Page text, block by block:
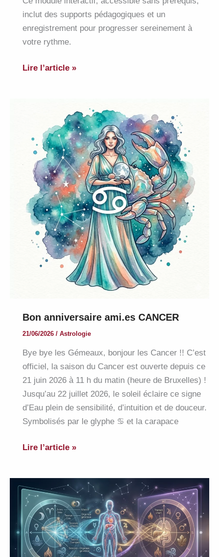
inclut des supports pédagogiques et un
enregistrement pour progresser sereinement à
votre rythme.
Formation
Zodiaque
dominantes
Lire l’article »
Bon anniversaire ami.es CANCER
21/06/2026 / Astrologie
Bye bye les Gémeaux, bonjour les Cancer !! C’est
officiel, la saison du Cancer est ouverte depuis ce
21 juin 2026 à 11 h du matin (heure de Bruxelles) !
Jusqu’au 22 juillet 2026, le soleil éclaire ce signe
d’Eau plein de sensibilité, d’intuition et de douceur.
Symbolisés par le glyphe ♋ et la carapace
Bon
CANCER
Lire l’article »